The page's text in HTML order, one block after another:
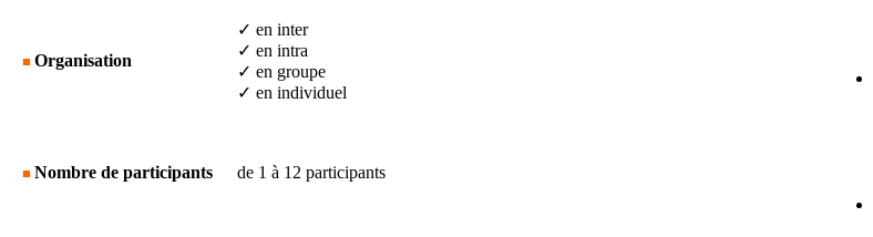
■ Organisation
✓ en inter
✓ en intra
✓ en groupe
✓ en individuel
■ Nombre de participants de 1 à 12 participants